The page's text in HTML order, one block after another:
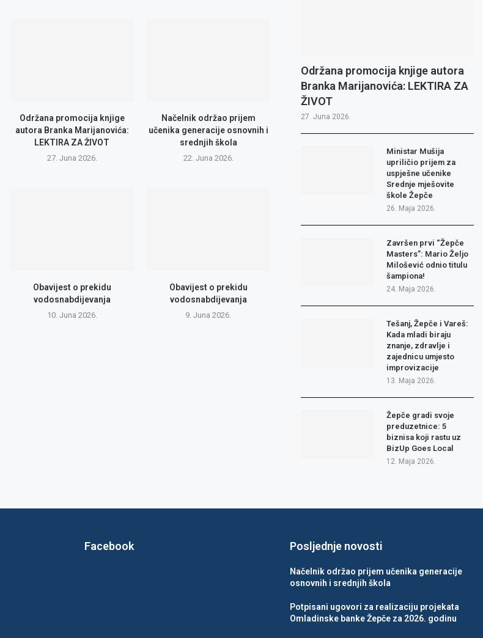
Održana promocija knjige
autora Branka Marijanovića:
LEKTIRA ZA ŽIVOT
27. Juna 2026.
Načelnik održao prijem
učenika generacije osnovnih i
srednjih škola
22. Juna 2026.
Obavijest o prekidu
vodosnabdijevanja
10. Juna 2026.
Obavijest o prekidu
vodosnabdijevanja
9. Juna 2026.
Održana promocija knjige autora
Branka Marijanovića: LEKTIRA ZA
ŽIVOT
27. Juna 2026.
Ministar Mušija
upriličio prijem za
uspješne učenike
Srednje mješovite
škole Žepče
26. Maja 2026.
Završen prvi “Žepče
Masters”: Mario Željo
Milošević odnio titulu
šampiona!
24. Maja 2026.
Tešanj, Žepče i Vareš:
Kada mladi biraju
znanje, zdravlje i
zajednicu umjesto
improvizacije
13. Maja 2026.
Žepče gradi svoje
preduzetnice: 5
biznisa koji rastu uz
BizUp Goes Local
12. Maja 2026.
Facebook Posljednje novosti
Načelnik održao prijem učenika generacije
osnovnih i srednjih škola
Potpisani ugovori za realizaciju projekata
Omladinske banke Žepče za 2026. godinu